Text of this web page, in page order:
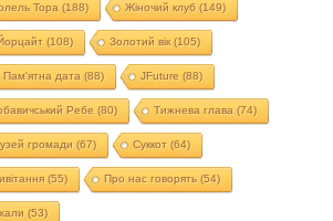
Тора (188) Жіночий клуб (149)
(108) Золотий вік(105)
Пам'ятна дата (88) JFuture (88)
Ребе (80) Тижнева глава (74)
громади (67) Суккот (64)
(55) Про нас говорять(54)
хали (53)